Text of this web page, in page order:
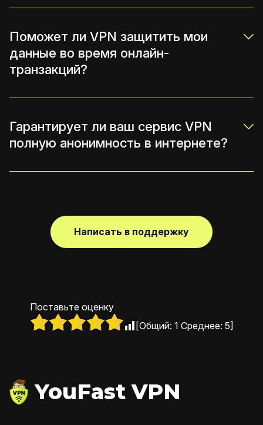
Поможет ли VPN защитить мои
данные во время онлайн-
транзакций?
Гарантирует ли ваш сервис VPN
полную анонимность в интернете?
Написать в поддержку
Поставьте оценку
[Общий: 1 Среднее: 5]
YouFast VPN